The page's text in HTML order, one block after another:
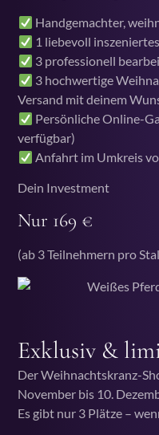
Handgemachter,
1 liebevoll
3 professionell
3 hochwertige
Versand mit deinem
Persönliche Online-
verfügbar)
Anfahrt im Umkreis
Dein Investment
Nur 169 €
(ab 3 Teilnehmern pro
Exklusiv &
Der Weihnachtskranz-
November bis 10.
Es gibt nur 3 Plätze –